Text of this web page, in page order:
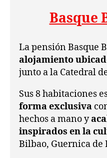
Basque
La pensión Basque
alojamiento
junto a la Catedral
Sus 8 habitaciones
forma exclusiva
hechos a mano y
inspirados en la
Bilbao, Guernica de